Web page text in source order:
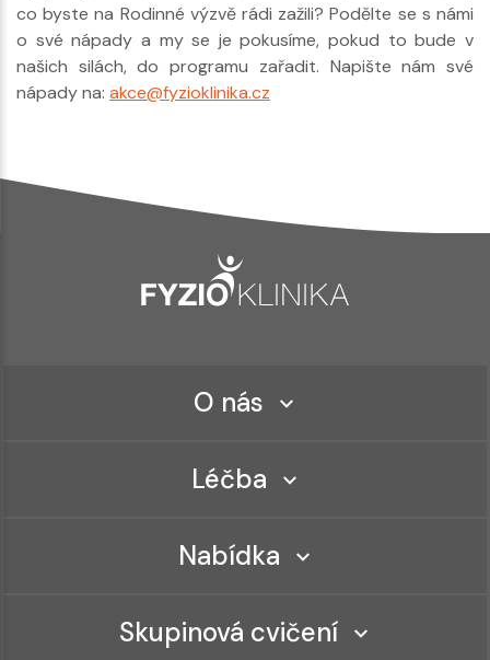
co byste na Rodinné výzvě rádi zažili? Podělte se s námi
o své nápady a my se je pokusíme, pokud to bude v
našich silách, do programu zařadit. Napište nám své
nápady na: akce@fyzioklinika.cz
O nás
Léčba
Nabídka
Skupinová cvičení